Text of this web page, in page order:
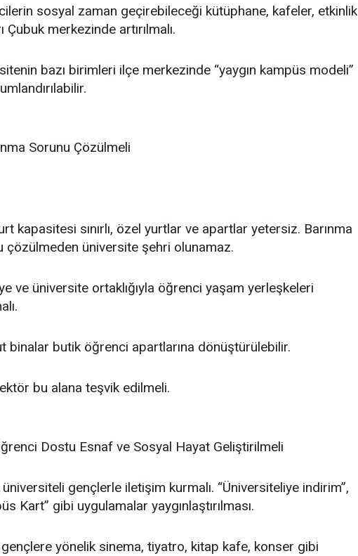
sosyal zaman geçirebileceği kütüphane, kafeler, etkinlik
Çubuk merkezinde artırılmalı.
bazı birimleri ilçe merkezinde “yaygın kampüs modeli”
Sorunu Çözülmeli
kapasitesi sınırlı, özel yurtlar ve apartlar yetersiz. Barınma
çözülmeden üniversite şehri olunamaz.
ve üniversite ortaklığıyla öğrenci yaşam yerleşkeleri
binalar butik öğrenci apartlarına dönüştürülebilir.
bu alana teşvik edilmeli.
Dostu Esnaf ve Sosyal Hayat Geliştirilmeli
gençlerle iletişim kurmalı. “Üniversiteliye indirim”,
Kart” gibi uygulamalar yaygınlaştırılması.
yönelik sinema, tiyatro, kitap kafe, konser gibi